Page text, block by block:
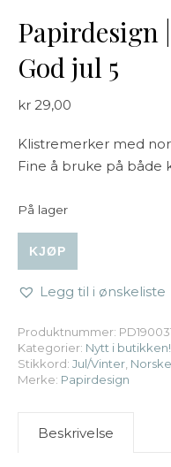
Papirdesign
God jul 5
kr 29,00
Klistremerker med
Fine å bruke på både
På lager
KJØP
Legg til i ønskeliste
Produktnummer:
Kategorier: Nytt i butikken!
Stikkord: Jul/Vinter
Merke: Papirdesign
Beskrivelse